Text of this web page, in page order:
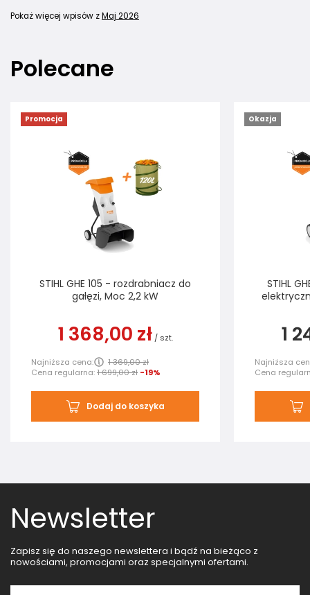
Pokaż więcej wpisów zMaj 2026
Polecane
Promocja
STIHL GHE 105 - rozdrabniacz do
gałęzi, Moc 2,2 kW
1 368,00 zł / szt.
Najniższa cena:
1 369,00 zł
Cena regularna:1 699,00 zł -19%
Dodaj do koszyka
Okazja
STIHL
1
Najniższa
Cena
Newsletter
Zapisz się do naszego newslettera i bądź na bieżąco z
nowościami, promocjami oraz specjalnymi ofertami.